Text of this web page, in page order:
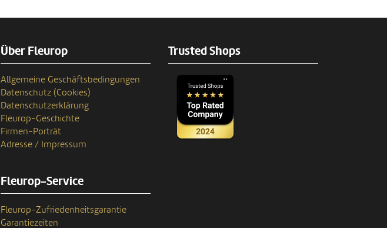
Über Fleurop
Allgemeine Geschäftsbedingungen
Datenschutz (Cookies)
Datenschutzerklärung
Fleurop-Geschichte
Firmen-Porträt
Adresse / Impressum
Fleurop-Service
Fleurop-Zufriedenheitsgarantie
Garantiezeiten
Trusted Shops